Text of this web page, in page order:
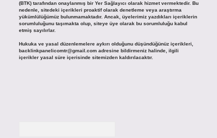
(BTK) tarafından onaylanmış bir Yer Sağlayıcı olarak hizmet vermektedir. Bu
nedenle, sitedeki içerikleri proaktif olarak denetleme veya araştırma
yükümlülüğümüz bulunmamaktadır. Ancak, üyelerimiz yazdıkları içeriklerin
sorumluluğunu taşımakta olup, siteye üye olarak bu sorumluluğu kabul
etmiş sayılırlar.
Hukuka ve yasal düzenlemelere aykırı olduğunu düşündüğünüz içerikleri,
backlinkpanelicomtr@gmail.comadresine bildirmeniz halinde, ilgili
içerikler yasal süre içerisinde sitemizden kaldırılacaktır.